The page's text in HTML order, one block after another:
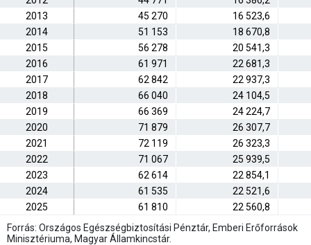
2013
45 270
16 523,6
2014
51 153
18 670,8
2015
56 278
20 541,3
2016
61 971
22 681,3
2017
62 842
22 937,3
2018
66 040
24 104,5
2019
66 369
24 224,7
2020
71 879
26 307,7
2021
72 119
26 323,3
2022
71 067
25 939,5
2023
62 614
22 854,1
2024
61 535
22 521,6
2025
61 810
22 560,8
Forrás: Országos Egészségbiztosítási Pénztár, Emberi Erőforrások
Minisztériuma, Magyar Államkincstár.